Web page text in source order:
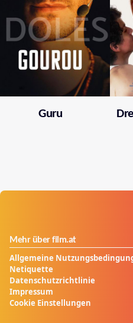
Guru
Mehr über film.at
Allgemeine
Netiquette
Datenschutzrichtlinie
Impressum
Cookie Einstellungen